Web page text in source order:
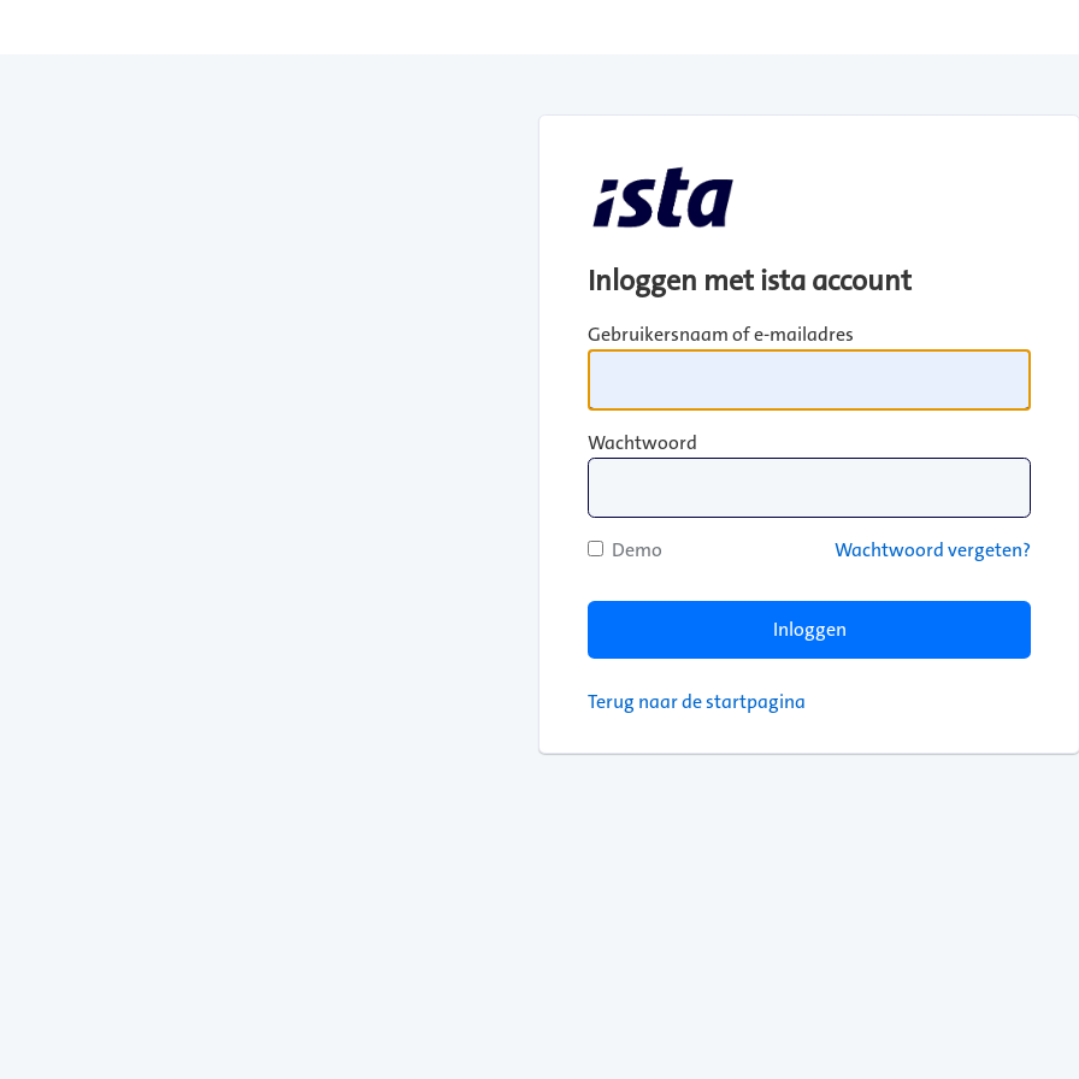
Inloggen met ista account
Gebruikersnaam of e-mailadres
Wachtwoord
Demo Wachtwoord vergeten?
Terug naar de startpagina